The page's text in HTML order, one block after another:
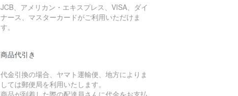
JCB、アメリカン・エキスプレス、VISA、ダイ
ナース、マスターカードがご利用いただけま
す。
商品代引き
代金引換の場合、ヤマト運輸便、地方によりま
しては郵便局を利用いたします。
商品が到着した際の配達員さんに代金をお支払